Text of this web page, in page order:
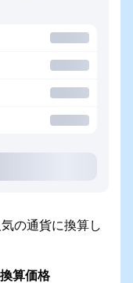
通貨に換算し
算価格